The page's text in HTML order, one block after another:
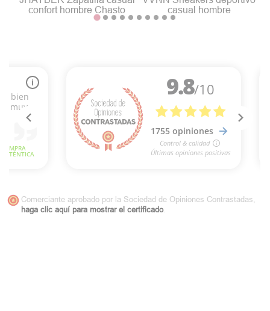
confort hombre Chasto
casual hombre
Comerciante aprobado por la Sociedad de Opiniones Contrastadas,
haga clic aquí para mostrar el certificado.